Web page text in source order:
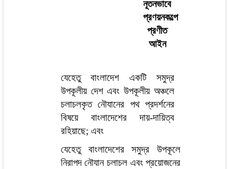
নূতনভাবে
প্রণয়নকল্পে
প্রণীত
আইন
যেহেতু বাংলাদেশ একটি সমুদ্র
উপকূলীয় দেশ এবং উপকূলীয় অঞ্চলে
চলাচলকৃত নৌযানের পথ প্রদর্শনের
বিষয়ে বাংলাদেশের দায়-দায়িত্ব
রহিয়াছে; এবং
যেহেতু বাংলাদেশের সমুদ্র উপকূলে
নিরাপদ নৌযান চলাচল এবং প্রয়োজনের